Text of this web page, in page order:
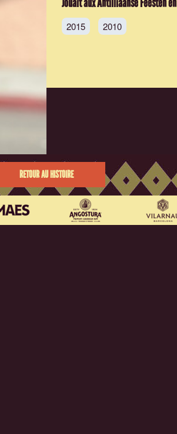
2015 2010
RETOUR AU HISTOIRE